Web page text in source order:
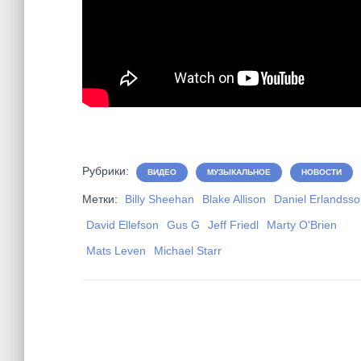
Рубрики: ВИДЕО МУЗЫКАЛЬНОЕ НОВОСТИ
Метки: Billy Sheehan Blake Allison
Daniel
David Ellefson
Gus G Jeff Friedl
Marty O'Brien
Mats Leven
Michael Starr